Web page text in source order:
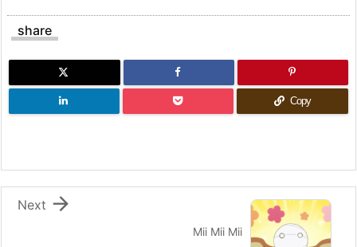
share
Copy
Mii Mii Mii

Next